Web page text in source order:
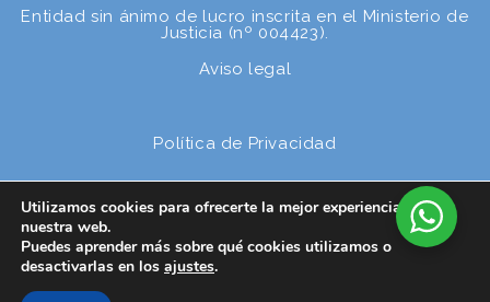
Entidad sin ánimo de lucro inscrita en el Ministerio de
Justicia (nº 004423).
Aviso legal
Política de Privacidad
Política de cookies
Utilizamos cookies para ofrecerte la mejor experiencia en
nuestra web.
Puedes aprender más sobre qué cookies utilizamos o
desactivarlas en los ajustes.